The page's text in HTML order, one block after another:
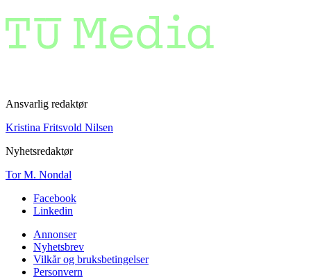
Ansvarlig redaktør
Kristina Fritsvold Nilsen
Nyhetsredaktør
Tor M. Nondal
Facebook
Linkedin
Annonser
Nyhetsbrev
Vilkår og bruksbetingelser
Personvern